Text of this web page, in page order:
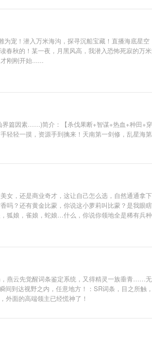
为宠！潜入万米海沟，探寻沉船宝藏！直播海底
春秋的！某一夜，月黑风高，我潜入恐怖死寂的
刚刚开始......
界篇因素……)简介：【杀伐果断+智谋+热血+种田
轻一摸，资源手到擒来！天南第一剑修，乱星海
，还是商业奇才，这让自己怎么选，自然通通拿
吗？还有黄金比蒙，你说这小萝莉叫比蒙？是我
狐娘，雀娘，蛇娘…什么，你说你领地全是稀有兵
开局，燕云先觉醒词条鉴定系统，又得精灵
间到达视野之内，任意地方！：SR词条，目之
面的高端领主已经慌神了！